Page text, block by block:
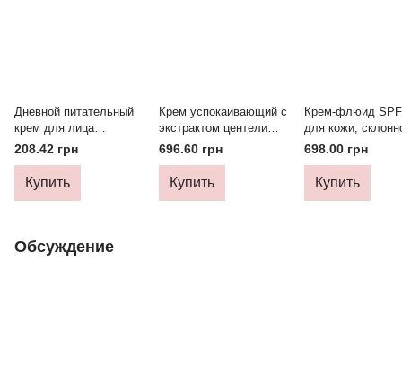
Дневной питательный
крем для лица
LUMENE KLASSIKKO
для сухой кожи
208.42 грн
Купить
Крем успокаивающий с
экстрактом центели
SKIN1004 Madagascar
Centella Soothing Cream
75 мл
696.60 грн
Купить
Крем-флюид
для кожи,
акне ACNELAB+
Spotcontrol 40 мл
698.00 грн
Купить
Обсуждение